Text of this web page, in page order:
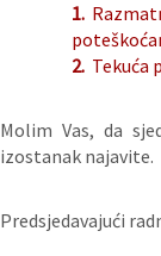
1.
2. Tekuća
Molim Vas, da
izostanak najavite.
Predsjedavajući